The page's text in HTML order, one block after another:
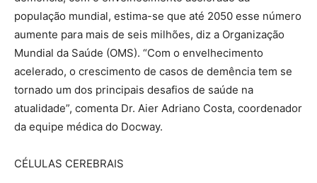
população mundial, estima-se que até 2050 esse número
aumente para mais de seis milhões, diz a Organização
Mundial da Saúde (OMS). “Com o envelhecimento
acelerado, o crescimento de casos de demência tem se
tornado um dos principais desafios de saúde na
atualidade”, comenta Dr. Aier Adriano Costa, coordenador
da equipe médica do Docway.
CÉLULAS CEREBRAIS